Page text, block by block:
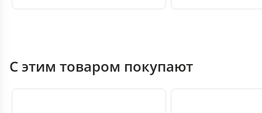
С этим товаром покупают